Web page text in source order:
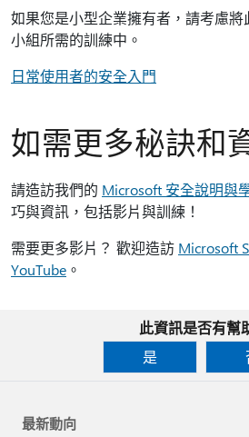
如果您是小型企業擁有者，請考慮
小組所需的訓練中。
日常使用者的安全入門
如需更多秘訣和
請造訪我們的 Microsoft 安全說明與
巧與資訊，包括影片與訓練！
需要更多影片？ 歡迎造訪 Microsoft
YouTube 。
此資訊是否有幫
是
最新動向